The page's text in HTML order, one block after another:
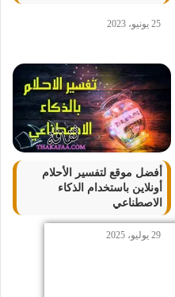
25 يونيو، 2023
أفضل موقع لتفسير الأحلام
أونلاين باستخدام الذكاء
الاصطناعي
29 يوليو، 2025